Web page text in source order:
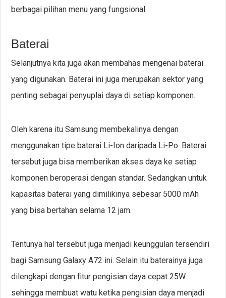
berbagai pilihan menu yang fungsional.
Baterai
Selanjutnya kita juga akan membahas mengenai baterai
yang digunakan. Baterai ini juga merupakan sektor yang
penting sebagai penyuplai daya di setiap komponen.
Oleh karena itu Samsung membekalinya dengan
menggunakan tipe baterai Li-Ion daripada Li-Po. Baterai
tersebut juga bisa memberikan akses daya ke setiap
komponen beroperasi dengan standar. Sedangkan untuk
kapasitas baterai yang dimilikinya sebesar 5000 mAh
yang bisa bertahan selama 12 jam.
Tentunya hal tersebut juga menjadi keunggulan tersendiri
bagi Samsung Galaxy A72 ini. Selain itu baterainya juga
dilengkapi dengan fitur pengisian daya cepat 25W
sehingga membuat watu ketika pengisian daya menjadi